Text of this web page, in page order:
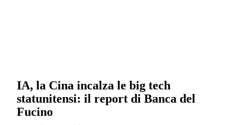
IA, la Cina incalza le big tech
statunitensi: il report di Banca del
Fucino